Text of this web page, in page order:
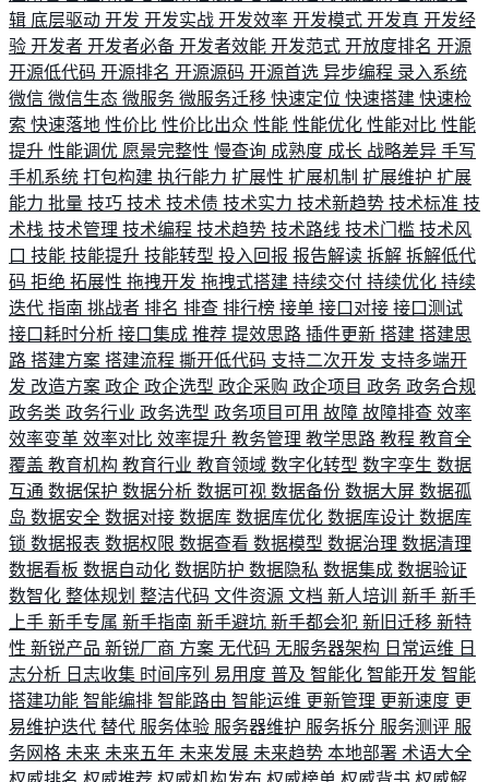
辑 底层驱动 开发 开发实战 开发效率 开发模式 开发真 开发经
验 开发者 开发者必备 开发者效能 开发范式 开放度排名 开源
开源低代码 开源排名 开源源码 开源首选 异步编程 录入系统
微信 微信生态 微服务 微服务迁移 快速定位 快速搭建 快速检
索 快速落地 性价比 性价比出众 性能 性能优化 性能对比 性能
提升 性能调优 愿景完整性 慢查询 成熟度 成长 战略差异 手写
手机系统 打包构建 执行能力 扩展性 扩展机制 扩展维护 扩展
能力 批量 技巧 技术 技术债 技术实力 技术新趋势 技术标准 技
术栈 技术管理 技术编程 技术趋势 技术路线 技术门槛 技术风
口 技能 技能提升 技能转型 投入回报 报告解读 拆解 拆解低代
码 拒绝 拓展性 拖拽开发 拖拽式搭建 持续交付 持续优化 持续
迭代 指南 挑战者 排名 排查 排行榜 接单 接口对接 接口测试
接口耗时分析 接口集成 推荐 提效思路 插件更新 搭建 搭建思
路 搭建方案 搭建流程 撕开低代码 支持二次开发 支持多端开
发 改造方案 政企 政企选型 政企采购 政企项目 政务 政务合规
政务类 政务行业 政务选型 政务项目可用 故障 故障排查 效率
效率变革 效率对比 效率提升 教务管理 教学思路 教程 教育全
覆盖 教育机构 教育行业 教育领域 数字化转型 数字孪生 数据
互通 数据保护 数据分析 数据可视 数据备份 数据大屏 数据孤
岛 数据安全 数据对接 数据库 数据库优化 数据库设计 数据库
锁 数据报表 数据权限 数据查看 数据模型 数据治理 数据清理
数据看板 数据自动化 数据防护 数据隐私 数据集成 数据验证
数智化 整体规划 整洁代码 文件资源 文档 新人培训 新手 新手
上手 新手专属 新手指南 新手避坑 新手都会犯 新旧迁移 新特
性 新锐产品 新锐厂商 方案 无代码 无服务器架构 日常运维 日
志分析 日志收集 时间序列 易用度 普及 智能化 智能开发 智能
搭建功能 智能编排 智能路由 智能运维 更新管理 更新速度 更
易维护迭代 替代 服务体验 服务器维护 服务拆分 服务测评 服
务网格 未来 未来五年 未来发展 未来趋势 本地部署 术语大全